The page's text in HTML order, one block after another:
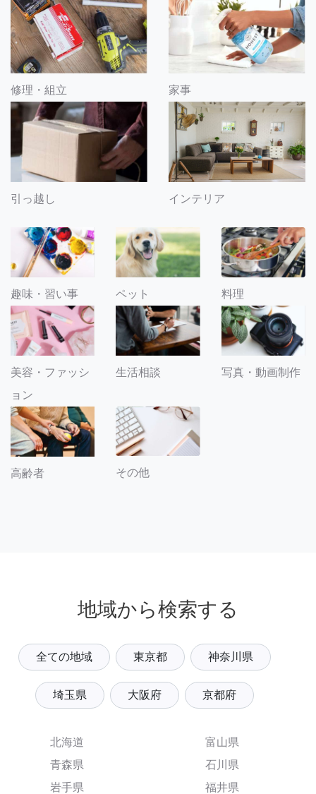
修理・組立 家事
引っ越し インテリア
趣味・習い事 ペット 料理
美容・ファッシ
ョン
生活相談 写真・動画制作
高齢者 その他
地域から検索する
全ての地域 東京都 神奈川県
埼玉県 大阪府 京都府
北海道
青森県
岩手県
富山県
石川県
福井県